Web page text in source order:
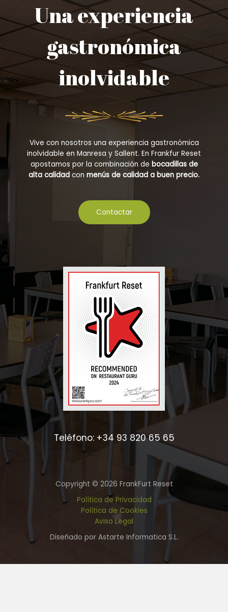
Una experiencia
gastronómica
inolvidable
Vive con nosotros una experiencia gastronómica
inolvidable en Manresa y Sallent. En Frankfur Reset
apostamos por la combinación de bocadillas de
alta calidad con menús de calidad a buen precio.
Contactar
Teléfono: +34 93 820 65 65
Copyright © 2026 FrankFurt Reset
Política de Privacidad
Política de Cookies
Aviso Legal
Diseñado por Astarte Informatica S.L.